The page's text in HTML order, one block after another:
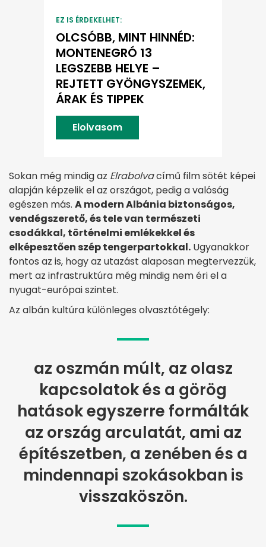
EZ IS ÉRDEKELHET:
OLCSÓBB, MINT HINNÉD:
MONTENEGRÓ 13
LEGSZEBB HELYE –
REJTETT GYÖNGYSZEMEK,
ÁRAK ÉS TIPPEK
Elolvasom
Sokan még mindig az Elrabolvacímű film sötét képei
alapján képzelik el az országot, pedig a valóság
egészen más. A modern Albánia biztonságos,
vendégszerető, és tele van természeti
csodákkal, történelmi emlékekkel és
elképesztően szép tengerpartokkal. Ugyanakkor
fontos az is, hogy az utazást alaposan megtervezzük,
mert az infrastruktúra még mindig nem éri el a
nyugat-európai szintet.
Az albán kultúra különleges olvasztótégely:
az oszmán múlt, az olasz
kapcsolatok és a görög
hatások egyszerre formálták
az ország arculatát, ami az
építészetben, a zenében és a
mindennapi szokásokban is
visszaköszön.